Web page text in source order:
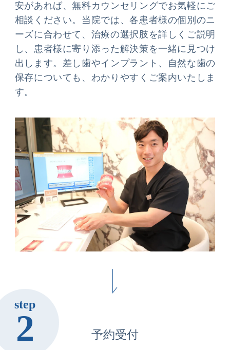
安があれば、無料カウンセリングでお気軽にご
相談ください。当院では、各患者様の個別のニ
ーズに合わせて、治療の選択肢を詳しくご説明
し、患者様に寄り添った解決策を一緒に見つけ
出します。差し歯やインプラント、自然な歯の
保存についても、わかりやすくご案内いたしま
す。
step
2 予約受付